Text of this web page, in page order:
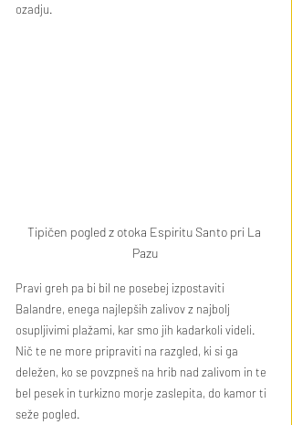
ozadju.
Tipičen pogled z otoka Espiritu Santo pri La
Pazu
Pravi greh pa bi bil ne posebej izpostaviti
Balandre, enega najlepših zalivov z najbolj
osupljivimi plažami, kar smo jih kadarkoli videli.
Nič te ne more pripraviti na razgled, ki si ga
deležen, ko se povzpneš na hrib nad zalivom in te
bel pesek in turkizno morje zaslepita, do kamor ti
seže pogled.